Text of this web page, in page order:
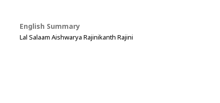
English Summary
Lal Salaam Aishwarya Rajinikanth Rajini